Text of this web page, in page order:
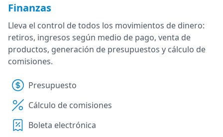
Finanzas
Lleva el control de todos los movimientos de dinero:
retiros, ingresos según medio de pago, venta de
productos, generación de presupuestos y cálculo de
comisiones.
Presupuesto
Cálculo de comisiones
Boleta electrónica